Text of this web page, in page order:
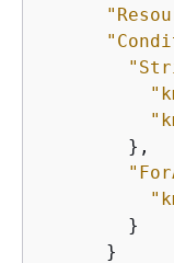
        },
        }
      }